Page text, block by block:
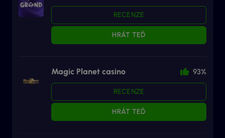
RECENZE
HRÁT TEĎ
Magic Planet casino 93%
RECENZE
HRÁT TEĎ